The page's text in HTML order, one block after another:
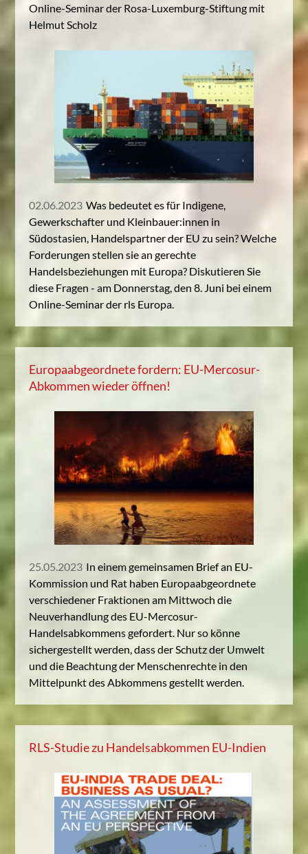
Online-Seminar der Rosa-Luxemburg-Stiftung mit
Helmut Scholz
02.06.2023 Was bedeutet es für Indigene,
Gewerkschafter und Kleinbauer:innen in
Südostasien, Handelspartner der EU zu sein? Welche
Forderungen stellen sie an gerechte
Handelsbeziehungen mit Europa? Diskutieren Sie
diese Fragen - am Donnerstag, den 8. Juni bei einem
Online-Seminar der rls Europa.
Europaabgeordnete fordern: EU-Mercosur-
Abkommen wieder öffnen!
25.05.2023 In einem gemeinsamen Brief an EU-
Kommission und Rat haben Europaabgeordnete
verschiedener Fraktionen am Mittwoch die
Neuverhandlung des EU-Mercosur-
Handelsabkommens gefordert. Nur so könne
sichergestellt werden, dass der Schutz der Umwelt
und die Beachtung der Menschenrechte in den
Mittelpunkt des Abkommens gestellt werden.
RLS-Studie zu Handelsabkommen EU-Indien